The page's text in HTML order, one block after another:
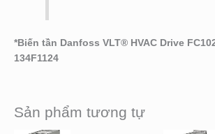
*Biến tần Danfoss VLT® HVAC Drive
134F1124
Sản phẩm tương tự